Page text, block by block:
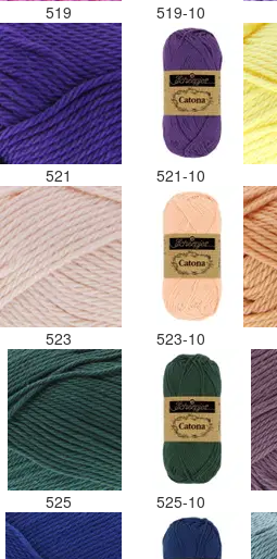
519 519-10
521 521-10
523 523-10
525 525-10